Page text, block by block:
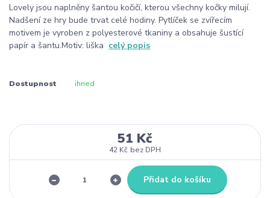
Lovely jsou naplněny šantou kočičí, kterou všechny kočky milují.
Nadšení ze hry bude trvat celé hodiny. Pytlíček se zvířecím
motivem je vyroben z polyesterové tkaniny a obsahuje šustící
papír a šantu.Motiv: liška celý popis
Dostupnost ihned
51 Kč
42 Kč bez DPH
Přidat do košíku